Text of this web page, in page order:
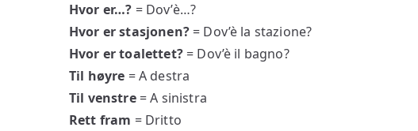
Hvor er…? = Dov’è…?
Hvor er stasjonen?= Dov’è la stazione?
Hvor er toalettet?= Dov’è il bagno?
Til høyre = A destra
Til venstre= A sinistra
Rett fram = Dritto